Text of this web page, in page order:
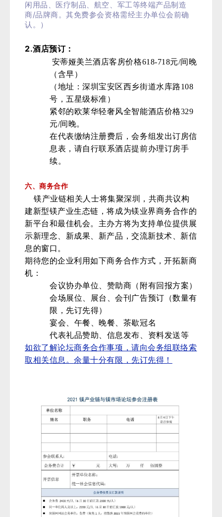
闲用品、医疗制品、航空、军工等终端产品制造
商/品牌商。其免费参会资格需经主办单位会前确
认。）
2.酒店预订：
安蒂娅美兰酒店客房价格618-718元/间晚
（含早）
（地址：深圳宝安区西乡街道水库路108
号，五星级标准）
紧邻的欧莱华轻奢风全智能酒店价格329
元/间晚。
在代表缴纳注册费后，会务组发出订房信
息表，请自行联系酒店提前办理订房手
续。
六、商务合作
镁产业链相关人士将集聚深圳，共商共议构
建新型镁产业生态链，将成为镁业界商务合作的
新平台和最佳机会。主办方将为支持单位提供展
示新理念、新成果、新产品，交流新技术、新信
息的窗口。
期待您的企业利用如下商务合作方式，开拓新商
机：
会议协办单位、赞助商（附有回报方案）
会场展位、展台、会刊广告预订（数量有
限，先订先得）
宴会、午餐、晚餐、茶歇冠名
代表礼品赞助、信息发布、资料发送等
如欲了解论坛商务合作事项，请向会务组联络索
取相关信息。余量十分有限，先订先得！